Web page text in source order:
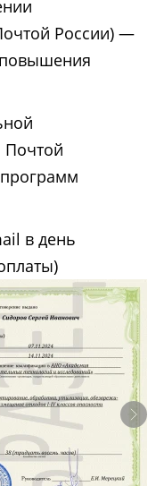
России) —
Почтой
в день